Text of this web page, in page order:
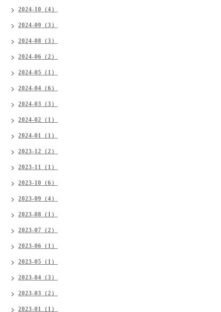
2024-10（4）
2024-09（3）
2024-08（3）
2024-06（2）
2024-05（1）
2024-04（6）
2024-03（3）
2024-02（1）
2024-01（1）
2023-12（2）
2023-11（1）
2023-10（6）
2023-09（4）
2023-08（1）
2023-07（2）
2023-06（1）
2023-05（1）
2023-04（3）
2023-03（2）
2023-01（1）